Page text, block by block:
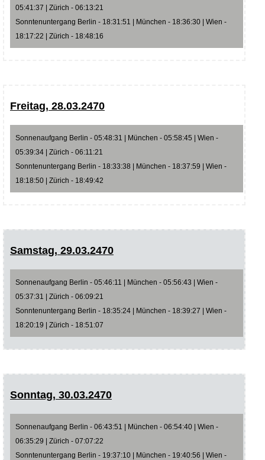
05:41:37 | Zürich - 06:13:21
Sonntenuntergang Berlin - 18:31:51 | München - 18:36:30 | Wien -
18:17:22 | Zürich - 18:48:16
Freitag, 28.03.2470
Sonnenaufgang Berlin - 05:48:31 | München - 05:58:45 | Wien -
05:39:34 | Zürich - 06:11:21
Sonntenuntergang Berlin - 18:33:38 | München - 18:37:59 | Wien -
18:18:50 | Zürich - 18:49:42
Samstag, 29.03.2470
Sonnenaufgang Berlin - 05:46:11 | München - 05:56:43 | Wien -
05:37:31 | Zürich - 06:09:21
Sonntenuntergang Berlin - 18:35:24 | München - 18:39:27 | Wien -
18:20:19 | Zürich - 18:51:07
Sonntag, 30.03.2470
Sonnenaufgang Berlin - 06:43:51 | München - 06:54:40 | Wien -
06:35:29 | Zürich - 07:07:22
Sonntenuntergang Berlin - 19:37:10 | München - 19:40:56 | Wien -